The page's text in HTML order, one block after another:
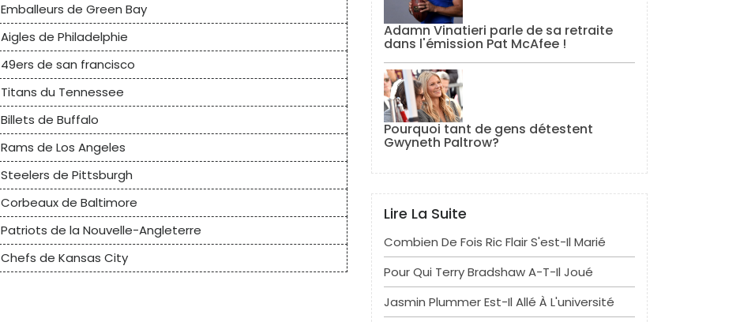
Emballeurs de Green Bay
Aigles de Philadelphie
49ers de san francisco
Titans du Tennessee
Billets de Buffalo
Rams de Los Angeles
Steelers de Pittsburgh
Corbeaux de Baltimore
Patriots de la Nouvelle-Angleterre
Chefs de Kansas City
Adamn Vinatieri parle de sa retraite
dans l'émission Pat McAfee !
Pourquoi tant de gens détestent
Gwyneth Paltrow?
Lire La Suite
Combien De Fois Ric Flair S'est-Il Marié
Pour Qui Terry Bradshaw A-T-Il Joué
Jasmin Plummer Est-Il Allé À L'université